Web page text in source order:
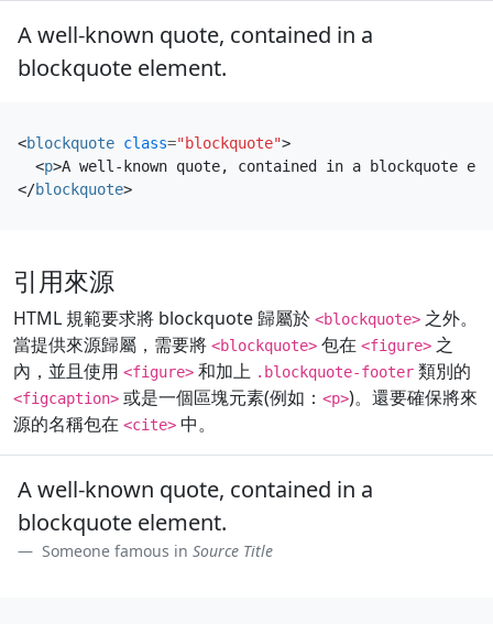
A well-known quote, contained in a
blockquote element.
<blockquote class="blockquote">
<p>A well-known quote, contained in a blockquote
</blockquote>
引用來源
HTML 規範要求將 blockquote 歸屬於 <blockquote> 之外。
當提供來源歸屬，需要將 <blockquote> 包在 <figure> 之
內，並且使用 <figure> 和加上 .blockquote-footer 類別的
<figcaption> 或是一個區塊元素(例如： <p>)。還要確保將來
源的名稱包在 <cite> 中。
A well-known quote, contained in a
blockquote element.
Someone famous in Source Title